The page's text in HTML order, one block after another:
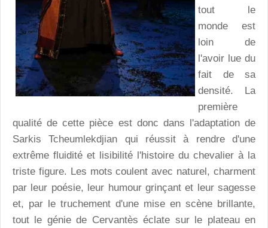
tout le
monde est
loin de
l'avoir lue du
fait de sa
densité. La
première
qualité de cette pièce est donc dans l'adaptation de
Sarkis Tcheumlekdjian qui réussit à rendre d'une
extrême fluidité et lisibilité l'histoire du chevalier à la
triste figure. Les mots coulent avec naturel, charment
par leur poésie, leur humour grinçant et leur sagesse
et, par le truchement d'une mise en scène brillante,
tout le génie de Cervantès éclate sur le plateau en